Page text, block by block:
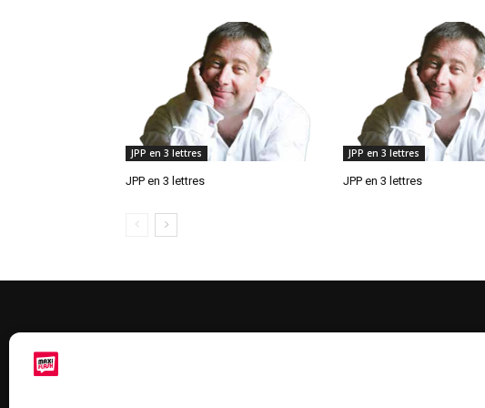
JPP en 3 lettres
JPP en 3 lettres
JPP en 3 lettres
JPP en 3 lettres